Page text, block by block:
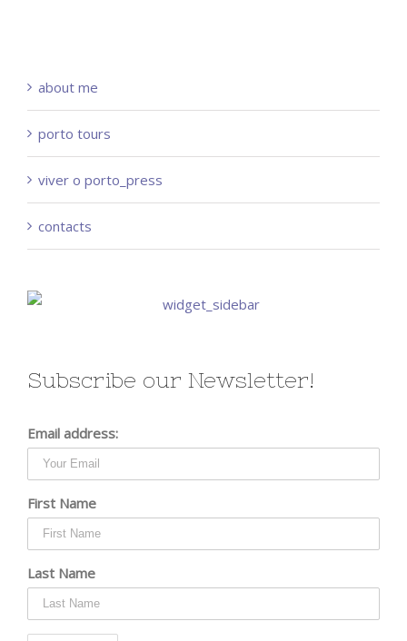
about me
porto tours
viver o porto_press
contacts
Subscribe our Newsletter!
Email address:
First Name
Last Name